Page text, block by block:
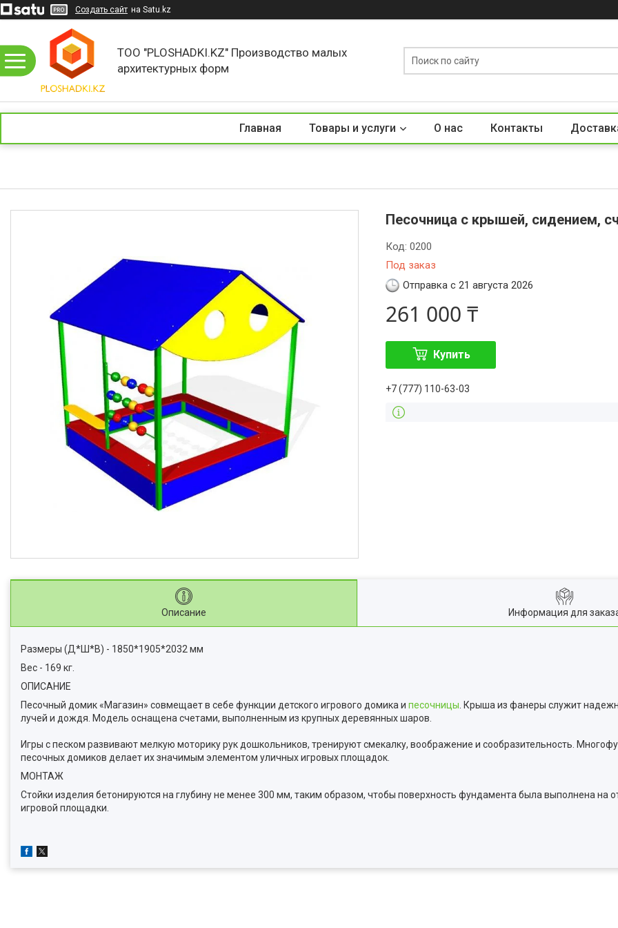
Создать сайт на Satu.kz
ТОО "PLOSHADKI.KZ" Производство малых
архитектурных форм
Главная Товары и услуги О нас Контакты
Песочница с крышей, сидением,
Под заказ
Код:0200
Отправка с 21 августа 2026
261 000 ₸
Купить
+7 (777) 110-63-03
Описание Информация для
Размеры (Д*Ш*В) - 1850*1905*2032 мм
Вес - 169 кг.
ОПИСАНИЕ
Песочный домик «Магазин» совмещает в себе функции детского игрового домика и песочницы . Крыша из фанеры служит
лучей и дождя. Модель оснащена счетами, выполненным из крупных деревянных шаров.
Игры с песком развивают мелкую моторику рук дошкольников, тренируют смекалку, воображение и сообразительность.
песочных домиков делает их значимым элементом уличных игровых площадок.
МОНТАЖ
Стойки изделия бетонируются на глубину не менее 300 мм, таким образом, чтобы поверхность фундамента была выполнена на
игровой площадки.